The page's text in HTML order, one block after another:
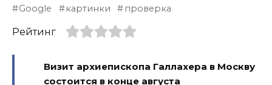
Google картинки проверка
Рейтинг
Визит архиепископа Галлахера в Москву
состоится в конце августа